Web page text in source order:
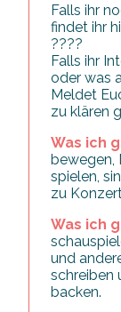
Falls ihr
findet ihr
????
Falls ihr
oder was
Meldet
zu klären
Was ich
bewegen,
spielen,
zu
Was ich
und
schreiben
backen.